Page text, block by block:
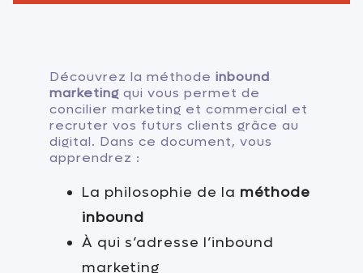
Découvrez la méthode inbound
marketing qui vous permet de
concilier marketing et commercial et
recruter vos futurs clients grâce au
digital. Dans ce document, vous
apprendrez :
La philosophie de la méthode
inbound
À qui s’adresse l’inbound
marketing